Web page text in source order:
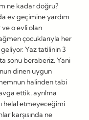
ne kadar doğru?
ev geçimine yardım
ve o evli olan
çocuklarıyla her
Yaz tatilinin 3
sonu beraberiz. Yani
dinen uygun
halinden tabi
ettik, ayrılma
helal etmeyeceğimi
karşısında ne